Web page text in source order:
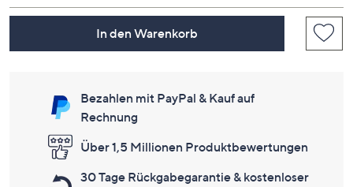
In den Warenkorb
Bezahlen mit PayPal & Kauf auf
Rechnung
Über 1,5 Millionen Produktbewertungen
30 Tage Rückgabegarantie & kostenloser